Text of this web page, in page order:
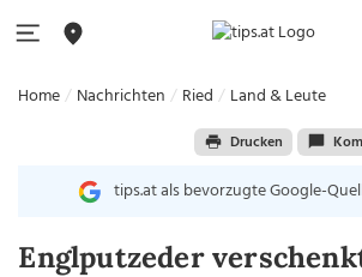
Home Nachrichten Ried Land & Leute
Drucken
tips.at als bevorzugte Google-
Englputzeder